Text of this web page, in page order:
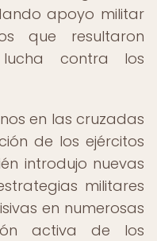
apoyo militar
que resultaron
contra los
en las cruzadas
de los ejércitos
introdujo nuevas
militares
en numerosas
activa de los